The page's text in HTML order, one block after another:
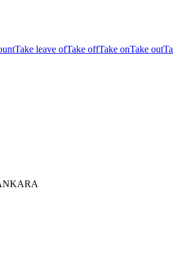
Take leave ofTake offTake onTake out